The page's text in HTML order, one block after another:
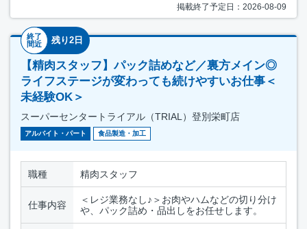
掲載終了予定日：2026-08-09
終了
間近
残り2日
【精肉スタッフ】パック詰めなど／裏方メイン◎
ライフステージが変わっても続けやすいお仕事＜
未経験OK＞
スーパーセンタートライアル（TRIAL）登別栄町店
アルバイト・パート 食品製造・加工
職種 精肉スタッフ
仕事内容
＜レジ業務なし♪＞お肉やハムなどの切り分け
や、パック詰め・品出しをお任せします。